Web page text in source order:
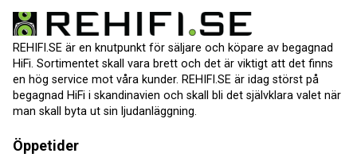
REHIFI.SE är en knutpunkt för säljare och köpare av begagnad
HiFi. Sortimentet skall vara brett och det är viktigt att det finns
en hög service mot våra kunder. REHIFI.SE är idag störst på
begagnad HiFi i skandinavien och skall bli det självklara valet när
man skall byta ut sin ljudanläggning.
Öppetider